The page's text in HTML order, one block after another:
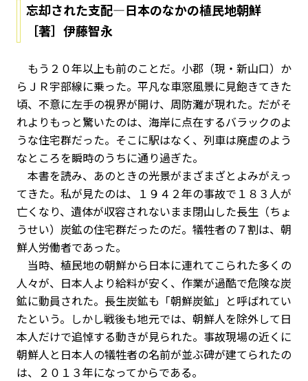
忘却された支配―日本のなかの植民地朝鮮
［著］伊藤智永
もう２０年以上も前のことだ。小郡（現・新山口）か
らＪＲ宇部線に乗った。平凡な車窓風景に見飽きてきた
頃、不意に左手の視界が開け、周防灘が現れた。だがそ
れよりもっと驚いたのは、海岸に点在するバラックのよ
うな住宅群だった。そこに駅はなく、列車は廃虚のよう
なところを瞬時のうちに通り過ぎた。
本書を読み、あのときの光景がまざまざとよみがえっ
てきた。私が見たのは、１９４２年の事故で１８３人が
亡くなり、遺体が収容されないまま閉山した長生（ちょ
うせい）炭鉱の住宅群だったのだ。犠牲者の７割は、朝
鮮人労働者であった。
当時、植民地の朝鮮から日本に連れてこられた多くの
人々が、日本人より給料が安く、作業が過酷で危険な炭
鉱に動員された。長生炭鉱も「朝鮮炭鉱」と呼ばれてい
たという。しかし戦後も地元では、朝鮮人を除外して日
本人だけで追悼する動きが見られた。事故現場の近くに
朝鮮人と日本人の犠牲者の名前が並ぶ碑が建てられたの
は、２０１３年になってからである。